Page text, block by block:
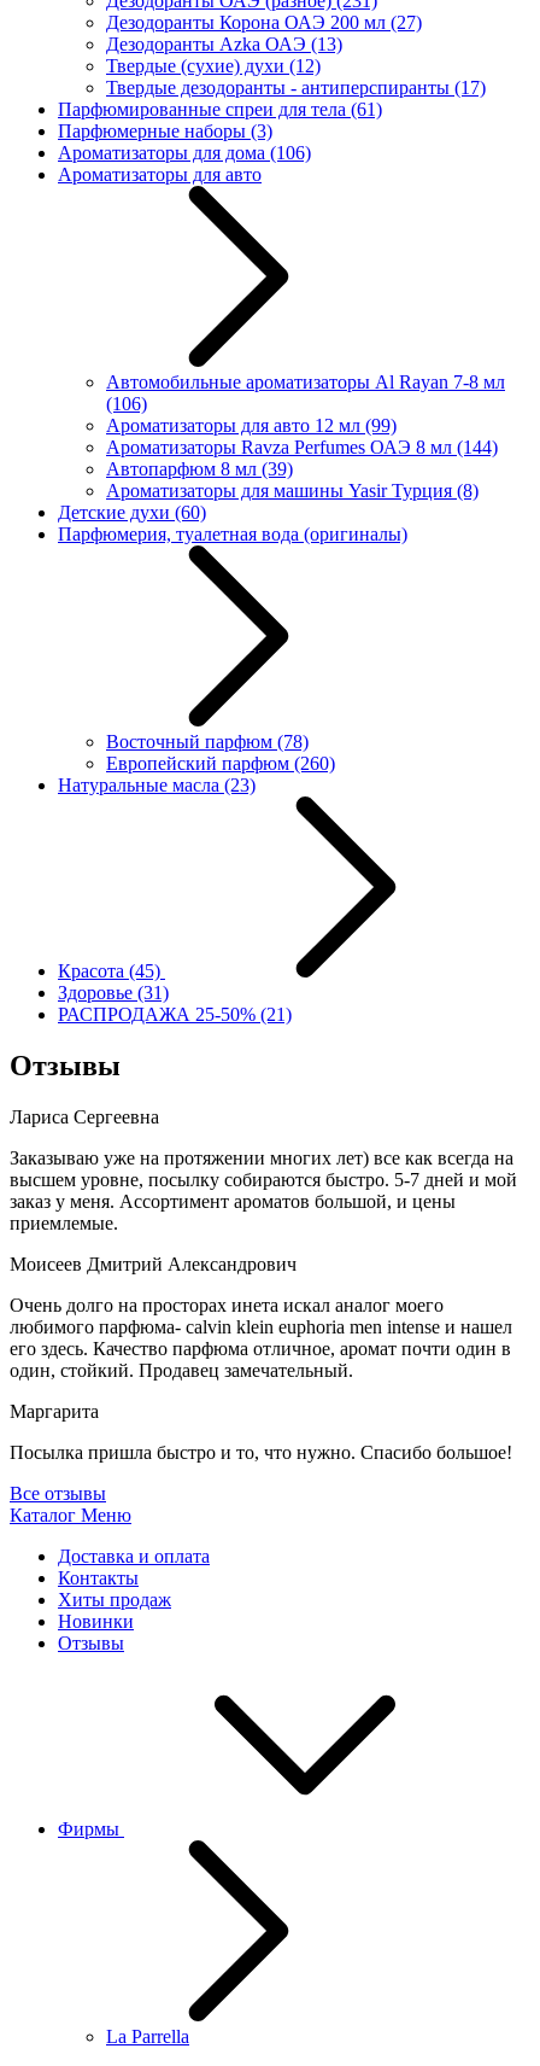
Дезодоранты Корона ОАЭ 200 мл (27)
Дезодоранты Azka ОАЭ (13)
Твердые (сухие) духи (12)
Твердые дезодоранты - антиперспиранты (17)
Парфюмированные спреи для тела (61)
Парфюмерные наборы (3)
Ароматизаторы для дома (106)
Ароматизаторы для авто
Автомобильные ароматизаторы Al Rayan 7-8 мл
(106)
Ароматизаторы для авто 12 мл (99)
Ароматизаторы Ravza Perfumes ОАЭ 8 мл (144)
Автопарфюм 8 мл (39)
Ароматизаторы для машины Yasir Турция (8)
Детские духи (60)
Парфюмерия, туалетная вода (оригиналы)
Восточный парфюм (78)
Европейский парфюм (260)
Натуральные масла (23)
Красота (45)
Здоровье (31)
РАСПРОДАЖА 25-50% (21)
Отзывы
Лариса Сергеевна
Заказываю уже на протяжении многих лет) все как всегда на
высшем уровне, посылку собираются быстро. 5-7 дней и мой
заказ у меня. Ассортимент ароматов большой, и цены
приемлемые.
Моисеев Дмитрий Александрович
Очень долго на просторах инета искал аналог моего
любимого парфюма- calvin klein euphoria men intense и нашел
его здесь. Качество парфюма отличное, аромат почти один в
один, стойкий. Продавец замечательный.
Маргарита
Посылка пришла быстро и то, что нужно. Спасибо большое!
Все отзывы
Каталог Меню
Доставка и оплата
Контакты
Хиты продаж
Новинки
Отзывы
Фирмы
La Parrella